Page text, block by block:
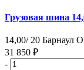
Грузовая шина
14,00/ 20 Барнаул
31 850 ₽
-